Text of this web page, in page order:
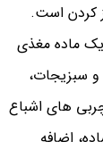
کردن است.
یک ماده مغذی
و سبزیجات،
های اشباع
اضافه